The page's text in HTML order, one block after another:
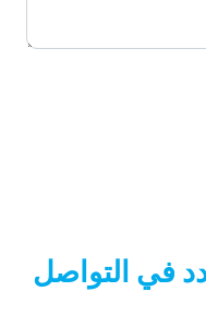
في التواصل